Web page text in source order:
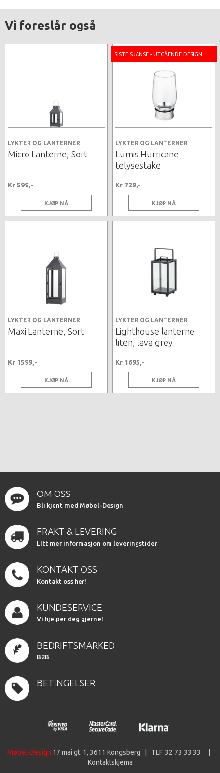
Vi foreslår også
LYKTER OG LANTERNER
Micro Lanterne, Sort
Kr 599,-
KJØP NÅ
SISTE SJANSE - UTGÅENDE DESIGN
LYKTER OG LANTERNER
Lumis Hurricane
telysestake
Kr 729,-
KJØP NÅ
LYKTER OG LANTERNER
Maxi Lanterne, Sort
Kr 1599,-
KJØP NÅ
LYKTER OG LANTERNER
Lighthouse lanterne
liten, lava grey
Kr 1695,-
KJØP NÅ
OM OSS
Bli kjent med Møbel-Design
FRAKT & LEVERING
LItt mer informasjon om leveringstider
KONTAKT OSS
Kontakt oss her!
KUNDESERVICE
Vi hjelper deg gjerne!
BEDRIFTSMARKED
B2B
BETINGELSER
Møbel-Design 17 mai gt. 1, 3611 Kongsberg | TLF. 32 73 33 33 |
Kontaktskjema